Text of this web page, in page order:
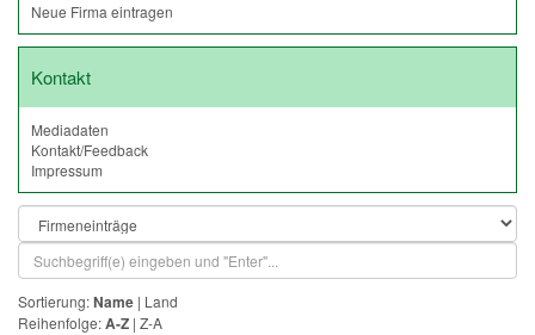
Neue Firma eintragen
Kontakt
Mediadaten
Kontakt/Feedback
Impressum
Sortierung:Name | Land
Reihenfolge:A-Z | Z-A